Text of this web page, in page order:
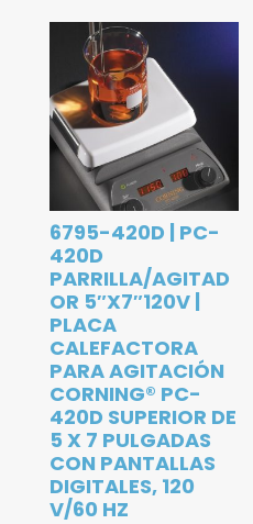
6795-420D | PC-
420D
PARRILLA/AGITAD
OR 5″X7″120V |
PLACA
CALEFACTORA
PARA AGITACIÓN
CORNING® PC-
420D SUPERIOR DE
5 X 7 PULGADAS
CON PANTALLAS
DIGITALES, 120
V/60 HZ